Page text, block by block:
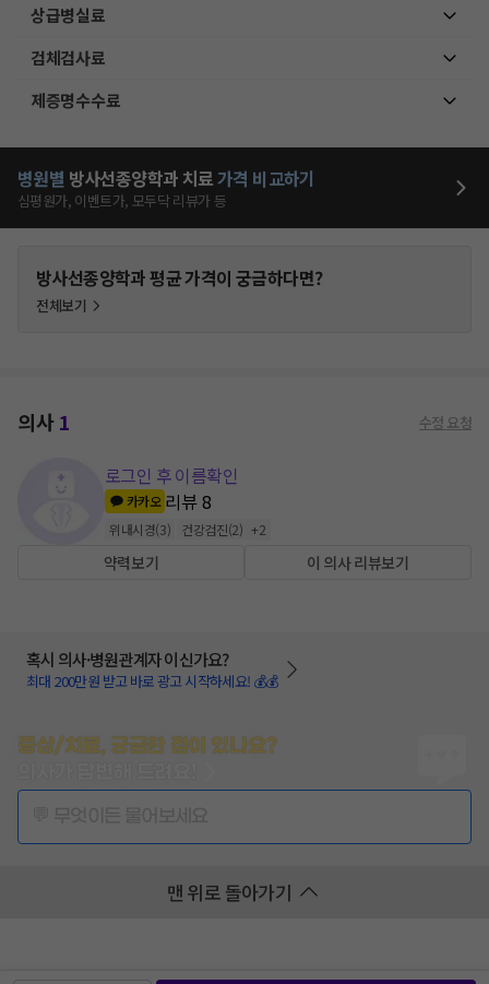
상급병실료
검체검사료
제증명수수료
병원별 방사선종양학과 치료가격 비교하기
심평원가, 이벤트가, 모두닥 리뷰가 등
방사선종양학과평균 가격이 궁금하다면?
전체보기
의사1 수정 요청
로그인 후 이름확인
카카오 리뷰8
위내시경(3) 건강검진(2) +2
약력보기 이 의사 리뷰보기
혹시 의사·병원관계자 이신가요?
최대 200만원 받고 바로 광고 시작하세요! 💰💰
증상/치료, 궁금한 점이 있나요?
맨 위로 돌아가기